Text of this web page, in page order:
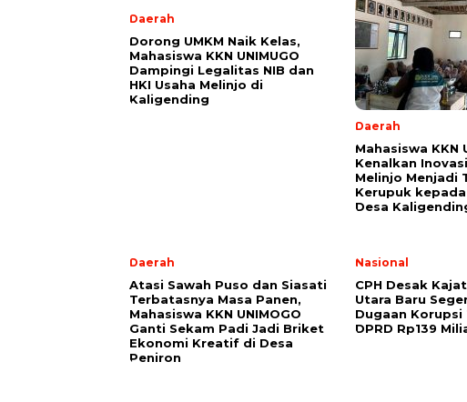
Daerah
Dorong UMKM Naik Kelas,
Mahasiswa KKN UNIMUGO
Dampingi Legalitas NIB dan
HKI Usaha Melinjo di
Kaligending
Daerah
Mahasiswa KKN
Kenalkan
Melinjo Menjadi
Kerupuk
Desa
Daerah
Atasi Sawah Puso dan Siasati
Terbatasnya Masa Panen,
Mahasiswa KKN UNIMOGO
Ganti Sekam Padi Jadi Briket
Ekonomi Kreatif di Desa
Peniron
Nasional
CPH Desak
Utara Baru
Dugaan Korupsi
DPRD Rp139